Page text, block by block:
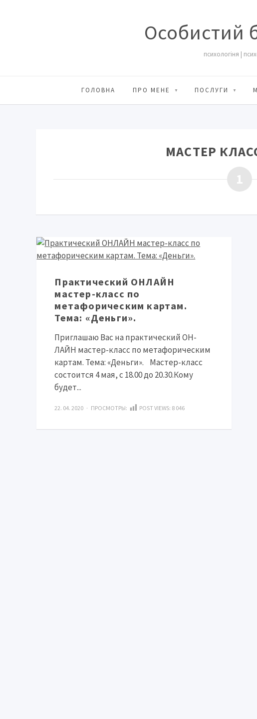
Особистий
психологіня |
ГОЛОВНА ПРО МЕНЕ ПОСЛУГИ
МАСТЕР
1
Практический ОНЛАЙН
мастер-класс по
метафорическим картам.
Тема: «Деньги».
Приглашаю Вас на практический ОН-
ЛАЙН мастер-класс по метафорическим
картам. Тема: «Деньги».⠀Мастер-класс
состоится 4 мая, с 18.00 до 20.30.Кому
будет...
22. 04. 2020 · ПРОСМОТРЫ: POST VIEWS: 8 046